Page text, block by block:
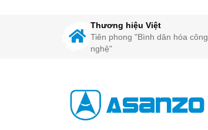
Thương hiệu Việt
Tiên phong "Bình dân hóa công
nghệ"